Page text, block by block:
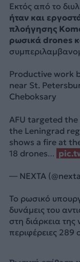
Εκτός από το
ήταν και
πλοήγησης
ρωσικά drones
Productive work
near St.
Cheboksary
AFU targeted
the Leningrad
shows a fire at
18 drones…
— NEXTA
Το ρωσικό
δυνάμεις του
στη διάρκεια
περιφέρειες 289